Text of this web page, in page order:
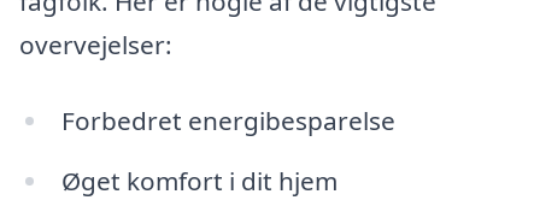
overvejelser:
Forbedret energibesparelse
Øget komfort i dit hjem